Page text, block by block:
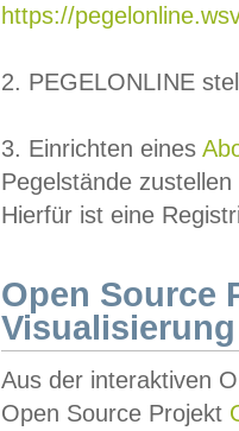
https://
2. PEGELONLINE
3. Einrichten eines
Pegelstände
Hierfür ist eine
Open Source
Visualisierung
Aus der interaktiven
Open Source Projekt